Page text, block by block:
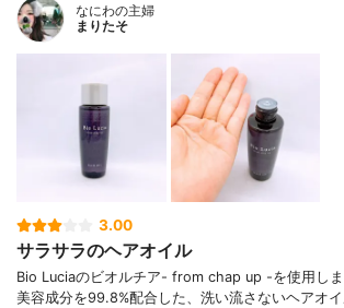
なにわの主婦
まりたそ
3.00
サラサラのヘアオイル
Bio Luciaのビオルチア- from chap up -を使用し
美容成分を99.8%配合した、洗い流さないヘアオ